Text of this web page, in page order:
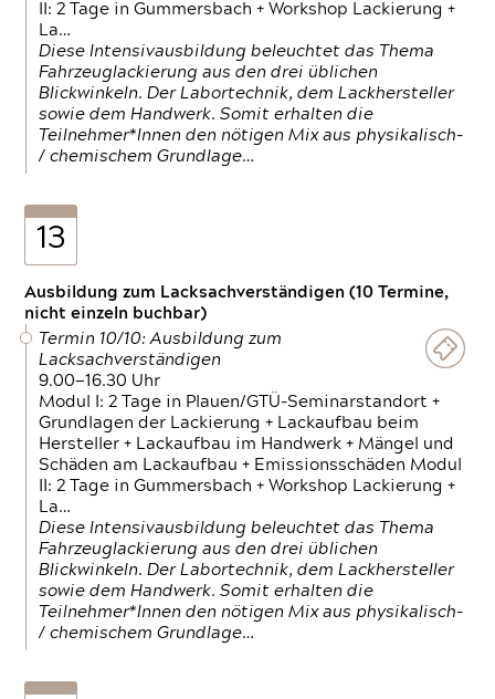
II: 2 Tage in Gummersbach + Workshop Lackierung +
La…
Diese Intensivausbildung beleuchtet das Thema
Fahrzeuglackierung aus den drei üblichen
Blickwinkeln. Der Labortechnik, dem Lackhersteller
sowie dem Handwerk. Somit erhalten die
Teilnehmer*Innen den nötigen Mix aus physikalisch-
/ chemischem Grundlage…
13
Ausbildung zum Lacksachverständigen (10 Termine,
nicht einzeln buchbar)
Termin 10/10: Ausbildung zum
Lacksachverständigen
9.00—16.30 Uhr
Modul I: 2 Tage in Plauen/GTÜ-Seminarstandort +
Grundlagen der Lackierung + Lackaufbau beim
Hersteller + Lackaufbau im Handwerk + Mängel und
Schäden am Lackaufbau + Emissionsschäden Modul
II: 2 Tage in Gummersbach + Workshop Lackierung +
La…
Diese Intensivausbildung beleuchtet das Thema
Fahrzeuglackierung aus den drei üblichen
Blickwinkeln. Der Labortechnik, dem Lackhersteller
sowie dem Handwerk. Somit erhalten die
Teilnehmer*Innen den nötigen Mix aus physikalisch-
/ chemischem Grundlage…